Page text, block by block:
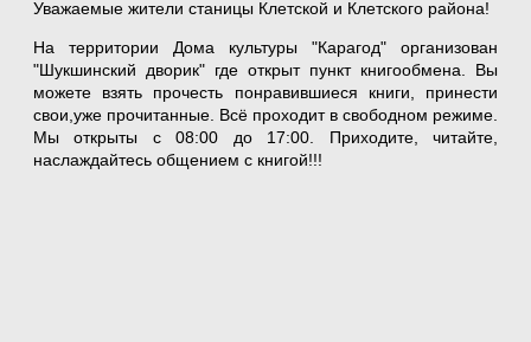
Уважаемые жители станицы Клетской и Клетского района!
На территории Дома культуры "Карагод" организован
"Шукшинский дворик" где открыт пункт книгообмена. Вы
можете взять прочесть понравившиеся книги, принести
свои,уже прочитанные. Всё проходит в свободном режиме.
Мы открыты с 08:00 до 17:00. Приходите, читайте,
наслаждайтесь общением с книгой!!!